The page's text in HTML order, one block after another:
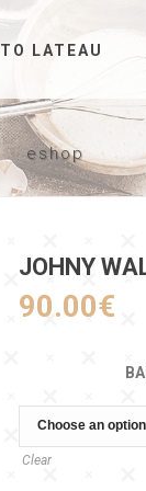
ΤΟ LATEAU
eshop
JOHNY
90.00€
Clear